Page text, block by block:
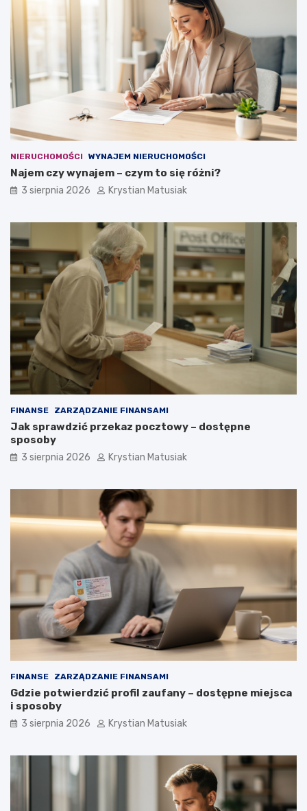
NIERUCHOMOŚCI WYNAJEM NIERUCHOMOŚCI
Najem czy wynajem – czym to się różni?
3 sierpnia 2026 Krystian Matusiak
FINANSE ZARZĄDZANIE FINANSAMI
Jak sprawdzić przekaz pocztowy – dostępne
sposoby
3 sierpnia 2026 Krystian Matusiak
FINANSE ZARZĄDZANIE FINANSAMI
Gdzie potwierdzić profil zaufany – dostępne miejsca
i sposoby
3 sierpnia 2026 Krystian Matusiak